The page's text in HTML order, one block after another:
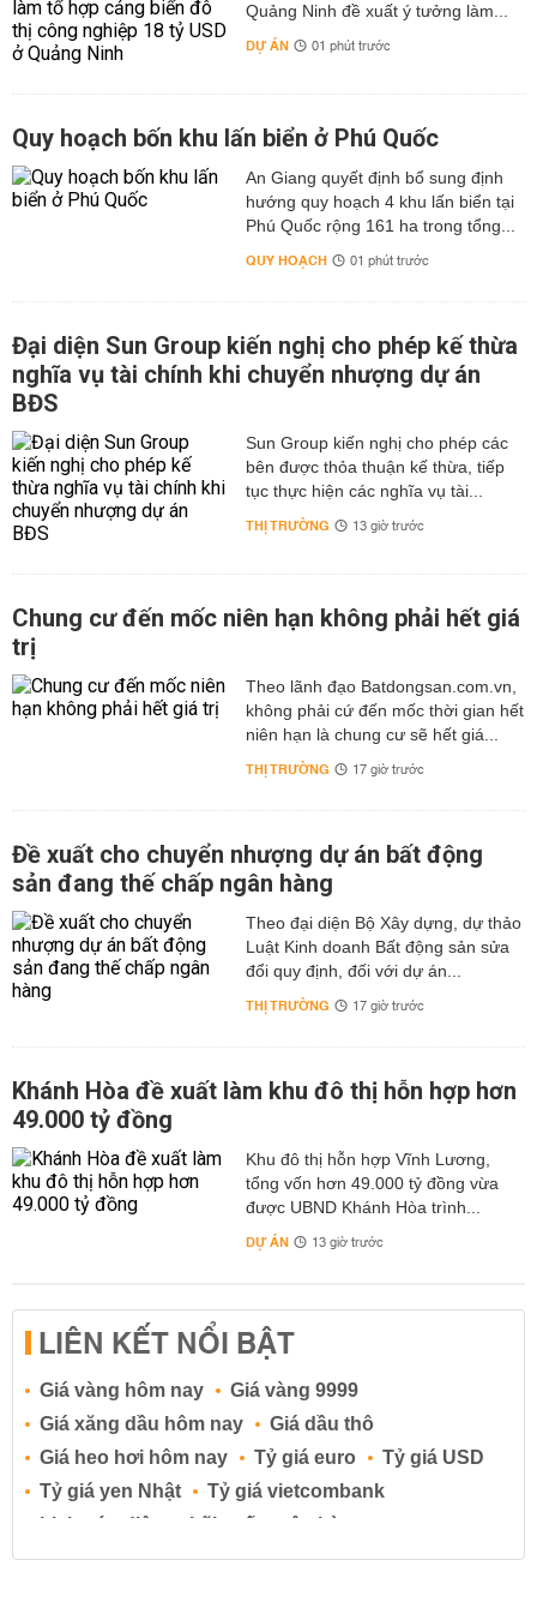
Quảng Ninh đề xuất ý tưởng làm...
DỰ ÁN 01 phút trước
Quy hoạch bốn khu lấn biển ở Phú Quốc
An Giang quyết định bổ sung định
hướng quy hoạch 4 khu lấn biển tại
Phú Quốc rộng 161 ha trong tổng...
QUY HOẠCH 01 phút trước
Đại diện Sun Group kiến nghị cho phép kế thừa
nghĩa vụ tài chính khi chuyển nhượng dự án
BĐS
Sun Group kiến nghị cho phép các
bên được thỏa thuận kế thừa, tiếp
tục thực hiện các nghĩa vụ tài...
THỊ TRƯỜNG 13 giờ trước
Chung cư đến mốc niên hạn không phải hết giá
trị
Theo lãnh đạo Batdongsan.com.vn,
không phải cứ đến mốc thời gian hết
niên hạn là chung cư sẽ hết giá...
THỊ TRƯỜNG 17 giờ trước
Đề xuất cho chuyển nhượng dự án bất động
sản đang thế chấp ngân hàng
Theo đại diện Bộ Xây dựng, dự thảo
Luật Kinh doanh Bất động sản sửa
đổi quy định, đối với dự án...
THỊ TRƯỜNG 17 giờ trước
Khánh Hòa đề xuất làm khu đô thị hỗn hợp hơn
49.000 tỷ đồng
Khu đô thị hỗn hợp Vĩnh Lương,
tổng vốn hơn 49.000 tỷ đồng vừa
được UBND Khánh Hòa trình...
DỰ ÁN 13 giờ trước
LIÊN KẾT NỔI BẬT
Giá vàng hôm nay
Giá vàng 9999
Giá xăng dầu hôm nay
Giá dầu thô
Giá heo hơi hôm nay
Tỷ giá euro
Tỷ giá USD
Tỷ giá yen Nhật
Tỷ giá vietcombank
Lịch cúp điện
Lãi suất ngân hàng
Lãi suất tiết kiệm
Lãi suất tiền gửi